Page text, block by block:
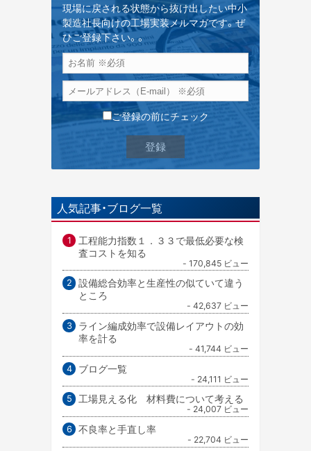
現場に戻される状態から抜け出したい中小
製造社長向けの工場実装メルマガです。ぜ
ひご登録下さい。。
ご登録の前にチェック
人気記事・ブログ一覧
工程能力指数１．３３で最低必要な検
査コストを知る
- 170,845 ビュー
設備総合効率と生産性の似ていて違う
ところ
- 42,637 ビュー
ライン編成効率で設備レイアウトの効
率を計る
- 41,744 ビュー
ブログ一覧
- 24,111 ビュー
工場見える化 材料費について考える
- 24,007 ビュー
不良率と手直し率
- 22,704 ビュー